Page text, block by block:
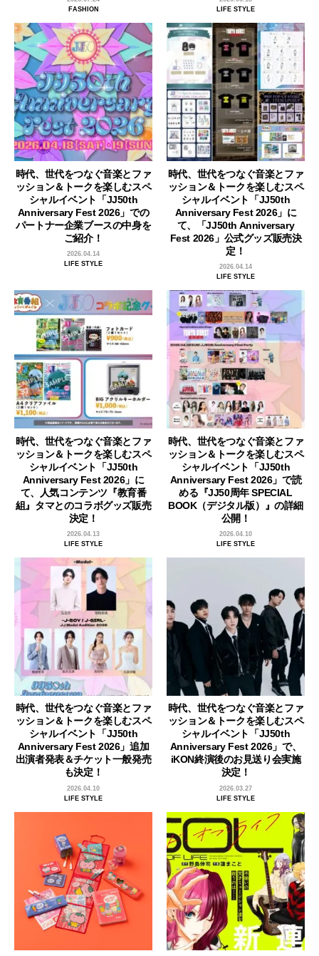
FASHION
LIFE STYLE
時代、世代をつなぐ音楽とファ
ッション＆トークを楽しむスペ
シャルイベント「JJ50th
Anniversary Fest 2026」での
パートナー企業ブースの中身を
ご紹介！
2026.04.14
LIFE STYLE
時代、世代をつなぐ音楽とファ
ッション＆トークを楽しむスペ
シャルイベント「JJ50th
Anniversary Fest 2026」に
て、「JJ50th Anniversary
Fest 2026」公式グッズ販売決
定！
2026.04.14
LIFE STYLE
時代、世代をつなぐ音楽とファ
ッション＆トークを楽しむスペ
シャルイベント「JJ50th
Anniversary Fest 2026」に
て、人気コンテンツ『教育番
組』タマとのコラボグッズ販売
決定！
2026.04.13
LIFE STYLE
時代、世代をつなぐ音楽とファ
ッション＆トークを楽しむスペ
シャルイベント「JJ50th
Anniversary Fest 2026」で読
める『JJ50周年 SPECIAL
BOOK（デジタル版）』の詳細
公開！
2026.04.10
LIFE STYLE
時代、世代をつなぐ音楽とファ
ッション＆トークを楽しむスペ
シャルイベント「JJ50th
Anniversary Fest 2026」追加
出演者発表＆チケット一般発売
も決定！
2026.04.10
LIFE STYLE
時代、世代をつなぐ音楽とファ
ッション＆トークを楽しむスペ
シャルイベント「JJ50th
Anniversary Fest 2026」で、
iKON終演後のお見送り会実施
決定！
2026.03.27
LIFE STYLE